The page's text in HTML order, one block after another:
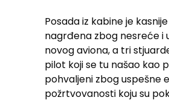
Posada iz kabine je
nagrđena zbog nesreće i
novog aviona, a tri
pilot koji se tu našao kao
pohvaljeni zbog uspešne
požrtvovanosti koju su